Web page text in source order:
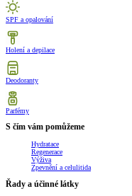
SPF a opalování
Holení a depilace
Deodoranty
Parfémy
S čím vám pomůžeme
Hydratace
Regenerace
Výživa
Zpevnění a celulitida
Řady a účinné látky